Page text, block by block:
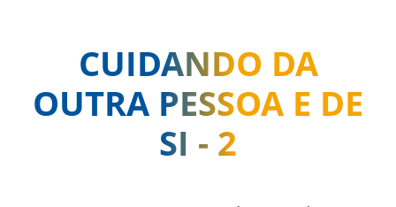
CUIDANDO DA
OUTRA PESSOA E DE
SI - 2